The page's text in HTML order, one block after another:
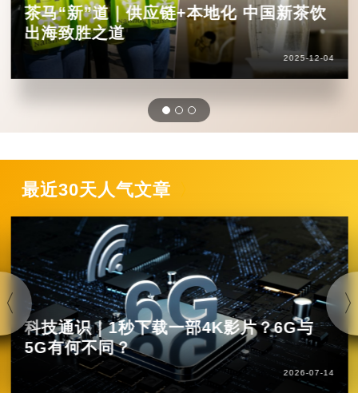
茶马“新”道｜供应链+本地化 中国新茶饮
出海致胜之道
2025-12-04
最近30天人气文章
科技通识｜1秒下载一部4K影片？6G与
5G有何不同？
2026-07-14